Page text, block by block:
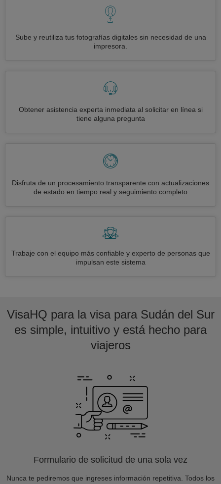
Sube y reutiliza tus fotografías digitales sin necesidad de una
impresora.
Obtener asistencia experta inmediata al solicitar en línea si
tiene alguna pregunta
Disfruta de un procesamiento transparente con actualizaciones
de estado en tiempo real y seguimiento completo
Trabaje con el equipo más confiable y experto de personas que
impulsan este sistema
VisaHQ para la visa para Sudán del Sur
es simple, intuitivo y está hecho para
viajeros
Formulario de solicitud de una sola vez
Nunca te pediremos que ingreses información repetitiva. Todos los